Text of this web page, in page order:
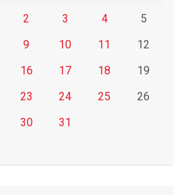
2 3 4
5
9 10 11
12
16 17 18
19
23 24 25
26
30
31